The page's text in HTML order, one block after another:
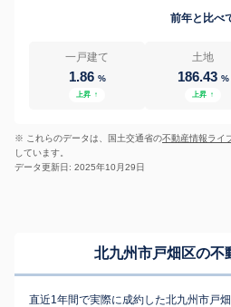
前年と比べ
一戸建て
1.86 %
上昇 ↑
土地
186.43 %
上昇 ↑
※ これらのデータは、国土交通省の不動産情報ライ
しています。
データ更新日: 2025年10月29日
北九州市戸畑区の不
直近1年間で実際に成約した北九州市戸